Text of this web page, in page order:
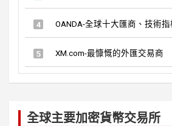
OANDA-全球十大匯商、技術
XM.com-最慷慨的外匯交易商
全球主要加密貨幣交易所